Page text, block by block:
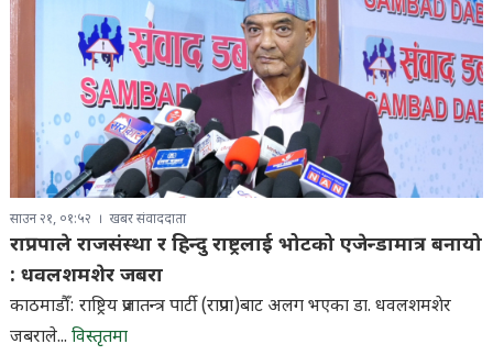
साउन २१, ०१:५२ खबर संवाददाता
राप्रपाले राजसंस्था र हिन्दु राष्ट्रलाई भोटको एजेन्डामात्र बनायो
: धवलशमशेर जबरा
काठमाडौँ: राष्ट्रिय प्रजातन्त्र पार्टी (राप्रपा)बाट अलग भएका डा. धवलशमशेर
जबराले... विस्तृतमा